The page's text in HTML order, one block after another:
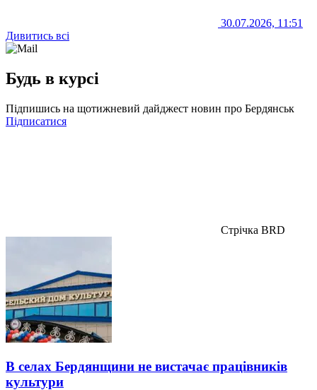
30.07.2026, 11:51
Дивитись всі
Будь в курсі
Підпишись на щотижневий дайджест новин про Бердянськ
Підписатися
Стрічка BRD
В селах Бердянщини не вистачає працівників
культури